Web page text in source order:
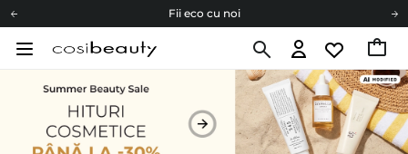
Fii eco cu noi